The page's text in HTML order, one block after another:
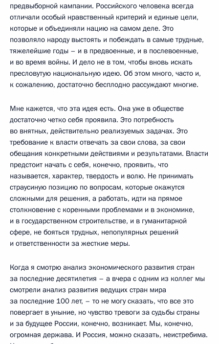
предвыборной кампании. Российского человека всегда
отличали особый нравственный критерий и единые цели,
которые и объединяли нацию на самом деле. Это
позволяло народу выстоять и побеждать в самые трудные,
тяжелейшие годы – и в предвоенные, и в послевоенные,
и во время войны. И дело не в том, чтобы вновь искать
пресловутую национальную идею. Об этом много, часто и,
к сожалению, достаточно бесплодно рассуждают многие.
Мне кажется, что эта идея есть. Она уже в обществе
достаточно четко себя проявила. Это потребность
во внятных, действительно реализуемых задачах. Это
требование к власти отвечать за свои слова, за свои
обещания конкретными действиями и результатами. Власти
предстоит начать с себя, конечно, проявить, что
называется, характер, твердость и волю. Не принимать
страусиную позицию по вопросам, которые окажутся
сложными для решения, а работать, идти на прямое
столкновение с коренными проблемами и в экономике,
и в государственном строительстве, и в гуманитарной
сфере, не бояться трудных, непопулярных решений
и ответственности за жесткие меры.
Когда я смотрю анализ экономического развития стран
за последние десятилетия – а вчера с одним из коллег мы
смотрели анализ развития ведущих стран мира
за последние 100 лет, – то не могу сказать, что все это
повергает в уныние, но чувство тревоги за судьбы страны
и за будущее России, конечно, возникает. Мы, конечно,
огромная держава. И Россия, можно сказать, неистребима.